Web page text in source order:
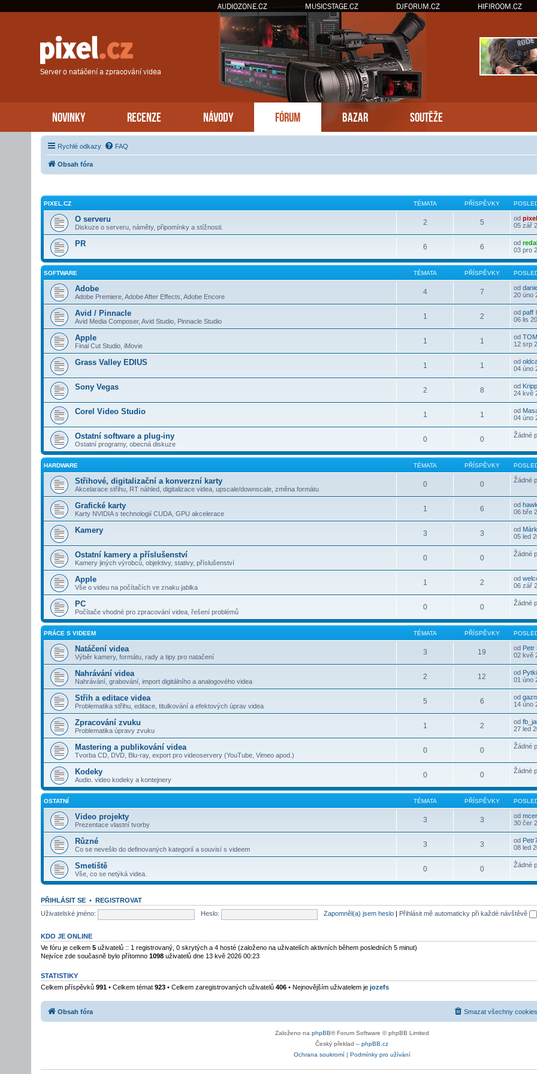
AUDIOZONE.CZ MUSICSTAGE.CZ DJFORUM.CZ HIFIROOM.CZ
Server o natáčení a zpracování videa
NOVINKY RECENZE NÁVODY FÓRUM BAZAR SOUTĚŽE
Rychlé odkazy FAQ
Obsah fóra
PIXEL.CZ TÉMATA PŘÍSPĚVKY
O serveru
Diskuze o serveru, náměty, připomínky a stížnosti.
2 5 od pixel
05 zář
PR 6 6 od
03 pro
SOFTWARE TÉMATA PŘÍSPĚVKY
Adobe
Adobe Premiere, Adobe After Effects, Adobe Encore
4 7 od
20 úno
Avid / Pinnacle
Avid Media Composer, Avid Studio, Pinnacle Studio
1 2 od paff
06 lis
Apple
Final Cut Studio, iMovie
1 1 od
12 srp
Grass Valley EDIUS 1 1 od
04 úno
Sony Vegas 2 8 od Kripp
24 kvě
Corel Video Studio 1 1 od
04 úno
Ostatní software a plug-iny
Ostatní programy, obecná diskuze
0 0 Žádné
HARDWARE TÉMATA PŘÍSPĚVKY
Střihové, digitalizační a konverzní karty
Akcelarace střihu, RT náhled, digitalizace videa, upscale/downscale, změna formátu
0 0 Žádné
Grafické karty
Karty NVIDIA s technologií CUDA, GPU akcelerace
1 6 od
06 bře
Kamery 3 3 od
05 led
Ostatní kamery a příslušenství
Kamery jiných výrobců, objektivy, stativy, příslušenství
0 0 Žádné
Apple
Vše o videu na počítačích ve znaku jablka
1 2 od
06 zář
PC
Počítače vhodné pro zpracování videa, řešení problémů
0 0 Žádné
PRÁCE S VIDEEM TÉMATA PŘÍSPĚVKY
Natáčení videa
Výběr kamery, formátu, rady a tipy pro natačení
3 19 od Petr
02 kvě
Nahrávání videa
Nahrávání, grabování, import digitálního a analogového videa
2 12 od
01 úno
Střih a editace videa
Problematika střihu, editace, titulkování a efektových úprav videa
5 6 od
14 úno
Zpracování zvuku
Problematika úpravy zvuku
1 2 od
27 led
Mastering a publikování videa
Tvorba CD, DVD, Blu-ray, export pro videoservery (YouTube, Vimeo apod.)
0 0 Žádné
Kodeky
Audio. video kodeky a kontejnery
0 0 Žádné
OSTATNÍ TÉMATA PŘÍSPĚVKY
Video projekty
Prezentace vlastní tvorby
3 3 od
30 čer
Různé
Co se nevešlo do definovaných kategorií a souvisí s videem
3 3 od
08 led
Smetiště
Vše, co se netýká videa.
0 0 Žádné
PŘIHLÁSIT SE • REGISTROVAT
Uživatelské jméno:
Heslo: Zapomněl(a) jsem heslo Přihlásit mě automaticky při každé návštěvě
KDO JE ONLINE
Ve fóru je celkem 5 uživatelů :: 1 registrovaný, 0 skrytých a 4 hosté (založeno na uživatelích aktivních během posledních 5 minut)
Nejvíce zde současně bylo přítomno 1098 uživatelů dne 13 kvě 2026 00:23
STATISTIKY
Celkem příspěvků 991 • Celkem témat 923 • Celkem zaregistrovaných uživatelů 406 • Nejnovějším uživatelem je jozefs
Obsah fóra Smazat všechny
Založeno na phpBB® Forum Software © phpBB Limited
Český překlad – phpBB.cz
Ochrana soukromí| Podmínky pro užívání